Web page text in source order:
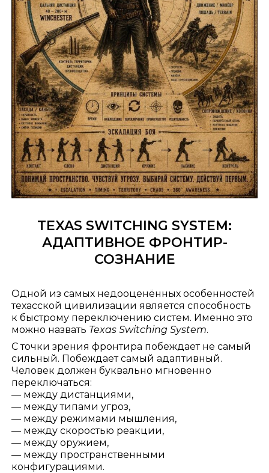
TEXAS SWITCHING SYSTEM:
АДАПТИВНОЕ ФРОНТИР-
СОЗНАНИЕ
Одной из самых недооценённых особенностей
техасской цивилизации является способность
к быстрому переключению систем. Именно это
можно назвать Texas Switching System.
С точки зрения фронтира побеждает не самый
сильный. Побеждает самый адаптивный.
Человек должен буквально мгновенно
переключаться:
— между дистанциями,
— между типами угроз,
— между режимами мышления,
— между скоростью реакции,
— между оружием,
— между пространственными
конфигурациями.